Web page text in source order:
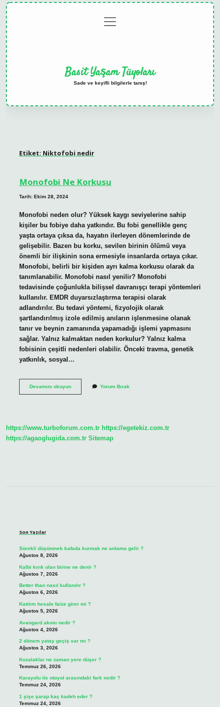
menüyü
aç
Basit Yaşam Tüyoları
Sade ve keyifli bilgilerle tanış!
Etiket: Niktofobi nedir
Monofobi Ne Korkusu
Tarih: Ekim 28, 2024
Monofobi neden olur? Yüksek kaygı seviyelerine sahip
kişiler bu fobiye daha yatkındır. Bu fobi genellikle genç
yaşta ortaya çıksa da, hayatın ilerleyen dönemlerinde de
gelişebilir. Bazen bu korku, sevilen birinin ölümü veya
önemli bir ilişkinin sona ermesiyle insanlarda ortaya çıkar.
Monofobi, belirli bir kişiden ayrı kalma korkusu olarak da
tanımlanabilir. Monofobi nasıl yenilir? Monofobi
tedavisinde çoğunlukla bilişsel davranışçı terapi yöntemleri
kullanılır. EMDR duyarsızlaştırma terapisi olarak
adlandırılır. Bu tedavi yöntemi, fizyolojik olarak
şartlandırılmış izole edilmiş anıların işlenmesine olanak
tanır ve beynin zamanında yapamadığı işlemi yapmasını
sağlar. Yalnız kalmaktan neden korkulur? Yalnız kalma
fobisinin çeşitli nedenleri olabilir. Önceki travma, genetik
yatkınlık, sosyal…
Devamını okuyunMonofobi
Yorum Bırak
https://www.turboforum.com.tr https://egetekiz.com.tr
https://agaoglugida.com.tr Sitemap
Son Yazılar
Sürekli düşünmek kafada kurmak ne anlama gelir ?
Ağustos 8, 2026
Kalbi kırık olan birine ne denir ?
Ağustos 7, 2026
Better than nasıl kullanılır ?
Ağustos 6, 2026
Katılım hesabı faize girer mi ?
Ağustos 5, 2026
Avangard akımı nedir ?
Ağustos 4, 2026
2 dönem yatay geçiş var mı ?
Ağustos 3, 2026
Kozalaklar ne zaman yere düşer ?
Temmuz 26, 2026
Karayolu ile otoyol arasındaki fark nedir ?
Temmuz 24, 2026
1 şişe şarap kaç kadeh eder ?
Temmuz 24, 2026